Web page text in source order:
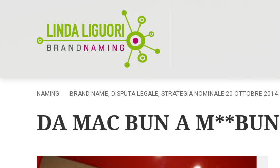
NAMING BRAND NAME, DISPUTA LEGALE, STRATEGIA NOMINALE 20 OTTOBRE 2014
DA MAC BUN A M**BUN